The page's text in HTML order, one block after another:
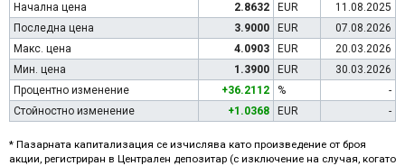
Начална цена
2.8632 EUR
11.08.2025
Последна цена
3.9000 EUR
07.08.2026
Макс. цена
4.0903 EUR
20.03.2026
Мин. цена
1.3900 EUR
30.03.2026
Процентно изменение
+36.2112 %
-
Стойностно изменение
+1.0368 EUR -
* Пазарната капитализация се изчислява като произведение от броя
акции, регистриран в Централен депозитар (с изключение на случая, когато